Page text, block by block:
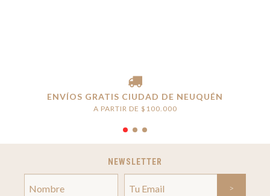
ENVÍOS GRATIS CIUDAD DE NEUQUÉN
A PARTIR DE $100.000
NEWSLETTER